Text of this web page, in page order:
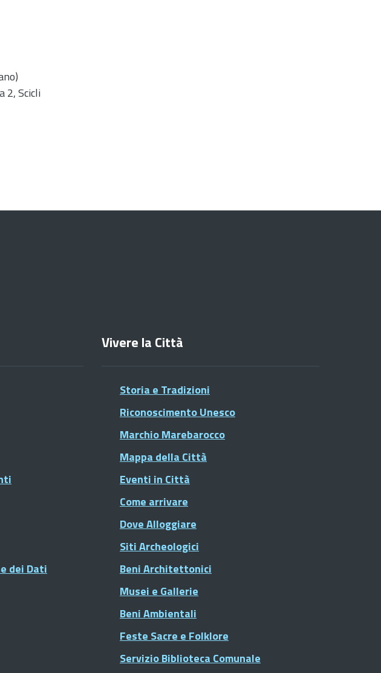
2, Scicli
dei Dati
Vivere la Città
Storia e Tradizioni
Riconoscimento Unesco
Marchio Marebarocco
Mappa della Città
Eventi in Città
Come arrivare
Dove Alloggiare
Siti Archeologici
Beni Architettonici
Musei e Gallerie
Beni Ambientali
Feste Sacre e Folklore
Servizio Biblioteca Comunale